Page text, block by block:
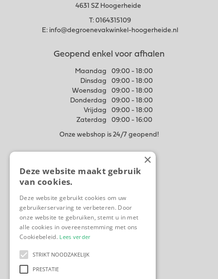
4631 SZ Hoogerheide
T: 0164315109
E: info@degroenevakwinkel-hoogerheide.nl
Geopend enkel voor afhalen
Maandag
09:00 - 18:00
Dinsdag
09:00 - 18:00
Woensdag
09:00 - 18:00
Donderdag
09:00 - 18:00
Vrijdag
09:00 - 18:00
Zaterdag
09:00 - 16:00
Onze webshop is 24/7 geopend!
Algemene voorwaarden
Disclaimer
Contact
Ons tuincentrum
×
Deze website maakt gebruik
van cookies.
Deze website gebruikt cookies om uw
gebruikerservaring te verbeteren. Door
onze website te gebruiken, stemt u in met
alle cookies in overeenstemming met ons
Cookiebeleid. Lees verder
STRIKT NOODZAKELIJK
PRESTATIE